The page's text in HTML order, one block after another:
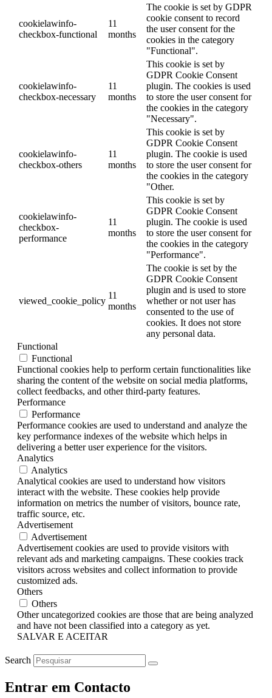
cookielawinfo-
checkbox-functional
11
months
The cookie is set by GDPR
cookie consent to record
the user consent for the
cookies in the category
"Functional".
cookielawinfo-
checkbox-necessary
11
months
This cookie is set by
GDPR Cookie Consent
plugin. The cookies is used
to store the user consent for
the cookies in the category
"Necessary".
cookielawinfo-
checkbox-others
11
months
This cookie is set by
GDPR Cookie Consent
plugin. The cookie is used
to store the user consent for
the cookies in the category
"Other.
cookielawinfo-
checkbox-
performance
11
months
This cookie is set by
GDPR Cookie Consent
plugin. The cookie is used
to store the user consent for
the cookies in the category
"Performance".
viewed_cookie_policy
11
months
The cookie is set by the
GDPR Cookie Consent
plugin and is used to store
whether or not user has
consented to the use of
cookies. It does not store
any personal data.
Functional
Functional
Functional cookies help to perform certain functionalities like
sharing the content of the website on social media platforms,
collect feedbacks, and other third-party features.
Performance
Performance
Performance cookies are used to understand and analyze the
key performance indexes of the website which helps in
delivering a better user experience for the visitors.
Analytics
Analytics
Analytical cookies are used to understand how visitors
interact with the website. These cookies help provide
information on metrics the number of visitors, bounce rate,
traffic source, etc.
Advertisement
Advertisement
Advertisement cookies are used to provide visitors with
relevant ads and marketing campaigns. These cookies track
visitors across websites and collect information to provide
customized ads.
Others
Others
Other uncategorized cookies are those that are being analyzed
and have not been classified into a category as yet.
SALVAR E ACEITAR
Search
Entrar em Contacto